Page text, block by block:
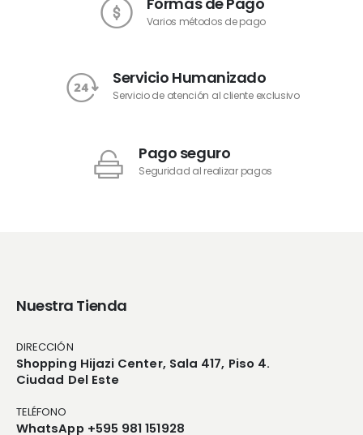
Varios métodos de pago
Servicio Humanizado
Servicio de atención al cliente exclusivo
Pago seguro
Seguridad al realizar pagos
Nuestra Tienda
DIRECCIÓN
Shopping Hijazi Center, Sala 417, Piso 4.
Ciudad Del Este
TELÉFONO
WhatsApp +595 981 151928